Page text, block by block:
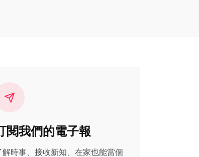
閱我們的電子報
解時事、接收新知、在家也能當個